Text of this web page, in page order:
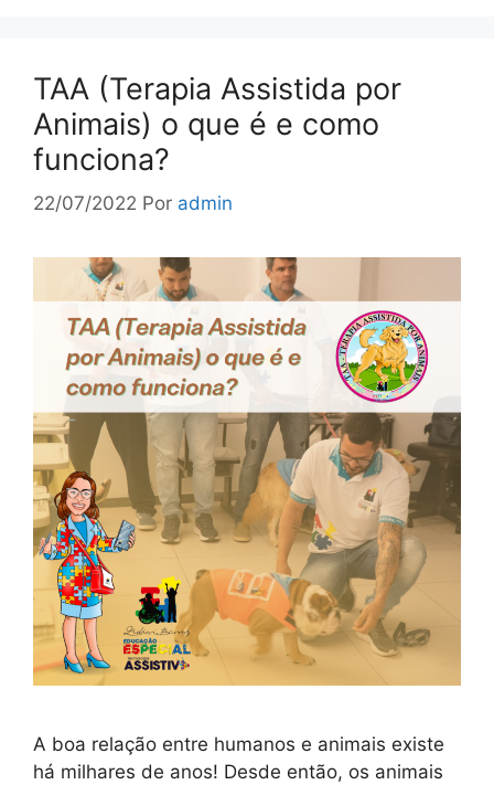
TAA (Terapia Assistida por
Animais) o que é e como
funciona?
22/07/2022 Por admin
A boa relação entre humanos e animais existe
há milhares de anos! Desde então, os animais